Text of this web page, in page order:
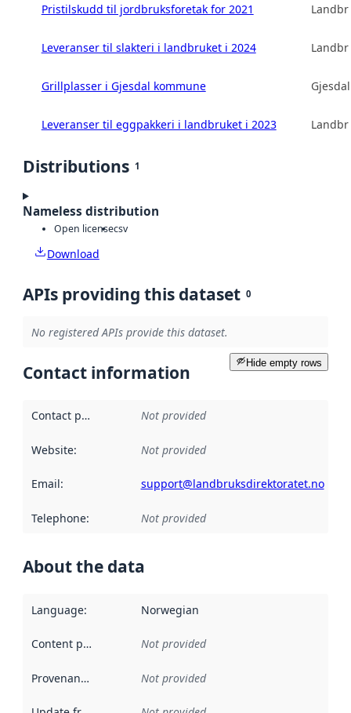
Pristilskudd til jordbruksforetak for 2021
Leveranser til slakteri i landbruket i 2024
Grillplasser i Gjesdal kommune
Leveranser til eggpakkeri i landbruket i 2023
Distributions 1
Nameless distribution
Open licensecsv
Download
APIs providing this dataset 0
No registered APIs provide this dataset.
Hide empty rows
Contact information
Contact point Not provided
Website: Not provided
Email: support@landbruksdirektoratet.no
Telephone: Not provided
About the data
Language: Norwegian
Content providers Not provided
Provenance Not provided